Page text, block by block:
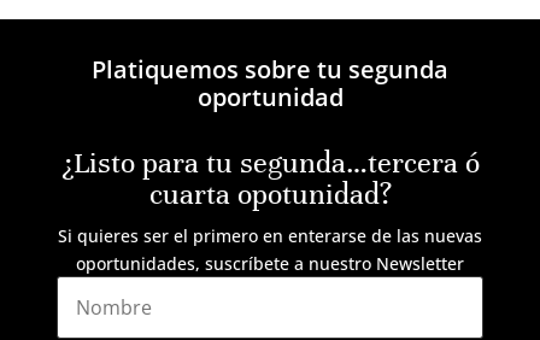
Platiquemos sobre tu segunda
oportunidad
¿Listo para tu segunda…tercera ó
cuarta opotunidad?
Si quieres ser el primero en enterarse de las nuevas
oportunidades, suscríbete a nuestro Newsletter